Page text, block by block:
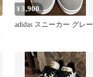
¥3,900
adidas スニーカー グレー